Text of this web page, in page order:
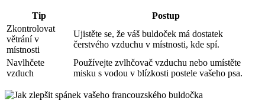
Tip
Postup
Zkontrolovat
větrání v
místnosti
Ujistěte se, že váš buldoček má dostatek
čerstvého vzduchu v místnosti, kde spí.
Navlhčete
vzduch
Používejte zvlhčovač vzduchu nebo umístěte
misku s vodou v blízkosti postele vašeho psa.